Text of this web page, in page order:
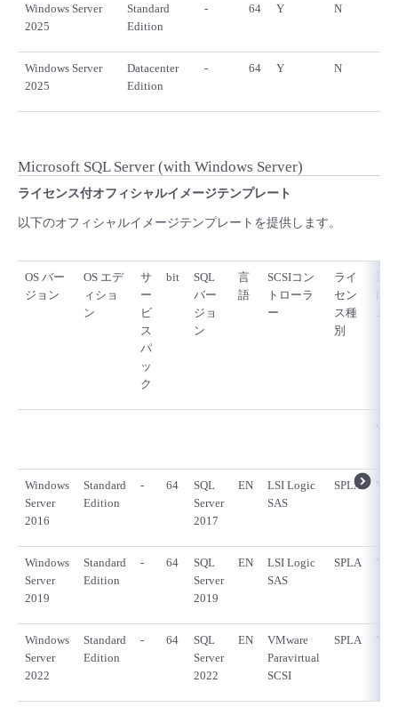
Windows Server
2025
Standard
Edition
- 64 Y N
Windows Server
2025
Datacenter
Edition
- 64 Y N
Microsoft SQL Server (with Windows Server)
ライセンス付オフィシャルイメージテンプレート
以下のオフィシャルイメージテンプレートを提供します。
OS バー
ジョン
OS エデ
ィショ
ン
サ
ー
ビ
ス
パ
ッ
ク
bit
SQL
バー
ジョ
ン
言
語
SCSIコン
トローラ
ー
ライ
セン
ス種
別
能
Windows
Server
2016
Standard
Edition
- 64
SQL
Server
2017
EN
LSI Logic
SAS
SPLA Y
Windows
Server
2019
Standard
Edition
- 64
SQL
Server
2019
EN
LSI Logic
SAS
SPLA Y
Windows
Server
2022
Standard
Edition
- 64
SQL
Server
2022
EN
VMware
Paravirtual
SCSI
SPLA Y